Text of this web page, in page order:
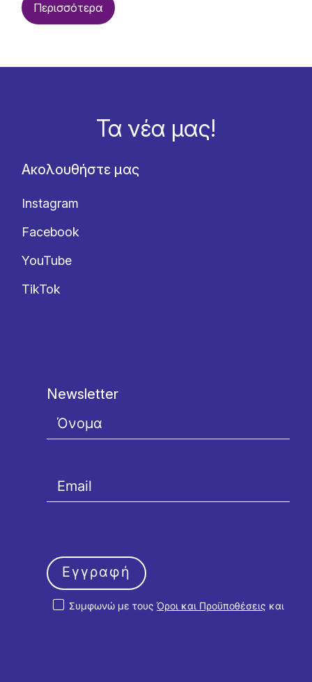
Περισσότερα
Τα νέα μας!
Ακολουθήστε μας
Instagram
Facebook
YouTube
TikTok
Newsletter
Συμφωνώ με τους Όροι και Προϋποθέσεις και
Εγγραφή